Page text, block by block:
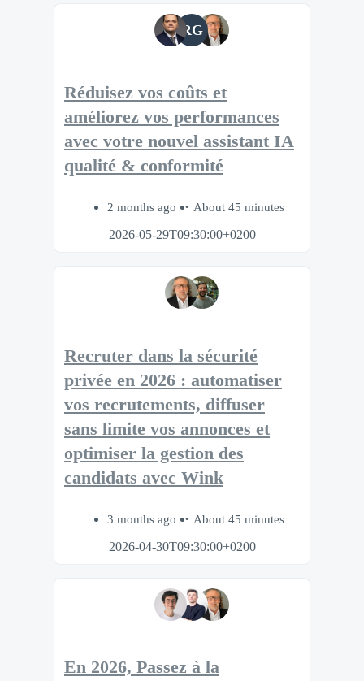
RG
Réduisez vos coûts et
améliorez vos performances
avec votre nouvel assistant IA
qualité & conformité
2 months ago
About 45 minutes
2026-05-29T09:30:00+0200
Recruter dans la sécurité
privée en 2026 : automatiser
vos recrutements, diffuser
sans limite vos annonces et
optimiser la gestion des
candidats avec Wink
3 months ago
About 45 minutes
2026-04-30T09:30:00+0200
En 2026, Passez à la